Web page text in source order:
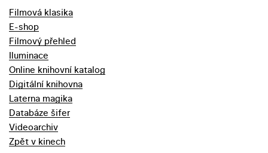
Filmová klasika
E-shop
Filmový přehled
Iluminace
Online knihovní katalog
Digitální knihovna
Laterna magika
Databáze šifer
Videoarchiv
Zpět v kinech